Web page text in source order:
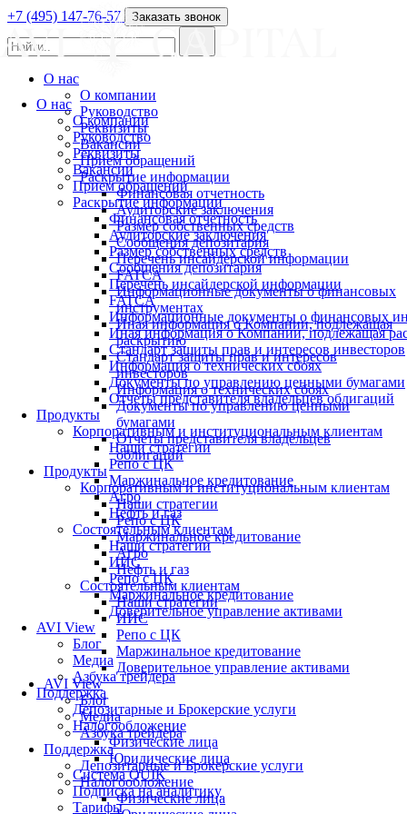
О нас
О компании
Руководство
Реквизиты
Вакансии
Прием обращений
Раскрытие информации
Финансовая отчетность
Аудиторские заключения
Размер собственных средств
Сообщения депозитария
Перечень инсайдерской информации
FATCA
Информационные документы о финансовых
Иная информация о Компании, подлежащая
Стандарт защиты прав и интересов инвесторов
Информация о технических сбоях
Документы по управлению ценными бумагами
Отчеты представителя владельцев облигаций
Продукты
Корпоративным и институциональным клиентам
Наши стратегии
Репо с ЦК
Маржинальное кредитование
Агро
Нефть и газ
Состоятельным клиентам
Наши стратегии
ИИС
Репо с ЦК
Маржинальное кредитование
Доверительное управление активами
AVI View
Блог
Медиа
Азбука трейдера
Поддержка
Депозитарные и Брокерские услуги
Налогообложение
Физические лица
Юридические лица
Система QUIK
Подписка на аналитику
Тарифы
+7 (495) 147-76-57 Заказать звонок
О нас
О компании
Руководство
Реквизиты
Вакансии
Прием обращений
Раскрытие информации
Финансовая отчетность
Аудиторские заключения
Размер собственных средств
Сообщения депозитария
Перечень инсайдерской информации
FATCA
Информационные документы о финансовых
инструментах
Иная информация о Компании, подлежащая
раскрытию
Стандарт защиты прав и интересов
инвесторов
Информация о технических сбоях
Документы по управлению ценными
бумагами
Отчеты представителя владельцев
облигаций
Продукты
Корпоративным и институциональным клиентам
Наши стратегии
Репо с ЦК
Маржинальное кредитование
Агро
Нефть и газ
Состоятельным клиентам
Наши стратегии
ИИС
Репо с ЦК
Маржинальное кредитование
Доверительное управление активами
AVI View
Блог
Медиа
Азбука трейдера
Поддержка
Депозитарные и Брокерские услуги
Налогообложение
Физические лица